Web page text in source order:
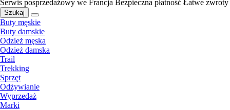
Serwis posprzedażowy we Francja Bezpieczna płatność Łatwe zwroty
Szukaj
Buty męskie
Buty damskie
Odzież męska
Odzież damska
Trail
Trekking
Sprzęt
Odżywianie
Wyprzedaż
Marki